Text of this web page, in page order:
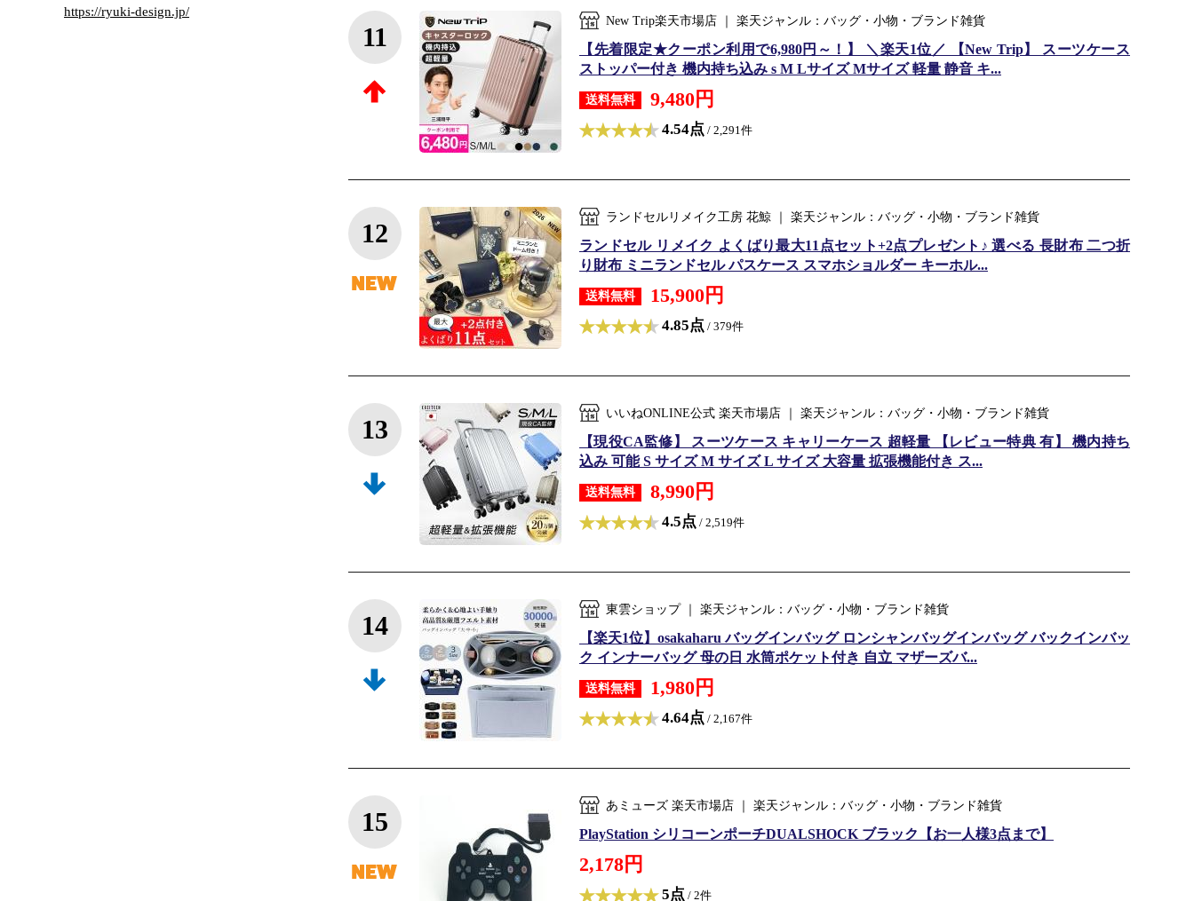
11
New Trip楽天市場店 ｜ 楽天ジャンル：バッグ・小物・ブランド雑貨
【先着限定★クーポン利用で6,980円～！】 ＼楽天1位／ 【New Trip】 スーツケース
ストッパー付き 機内持ち込み s M Lサイズ Mサイズ 軽量 静音 キ...
送料無料 9,480円
4.54点 / 2,291件
12
ランドセルリメイク工房 花鯨 ｜ 楽天ジャンル：バッグ・小物・ブランド雑貨
ランドセル リメイク よくばり最大11点セット+2点プレゼント♪ 選べる 長財布 二つ折
り財布 ミニランドセル パスケース スマホショルダー キーホル...
送料無料 15,900円
4.85点 / 379件
13
いいねONLINE公式 楽天市場店 ｜ 楽天ジャンル：バッグ・小物・ブランド雑貨
【現役CA監修】 スーツケース キャリーケース 超軽量 【レビュー特典 有】 機内持ち
込み 可能 S サイズ M サイズ L サイズ 大容量 拡張機能付き ス...
送料無料 8,990円
4.5点 / 2,519件
14
東雲ショップ ｜ 楽天ジャンル：バッグ・小物・ブランド雑貨
【楽天1位】osakaharu バッグインバッグ ロンシャンバッグインバッグ バックインバッ
ク インナーバッグ 母の日 水筒ポケット付き 自立 マザーズバ...
送料無料 1,980円
4.64点 / 2,167件
15
あミューズ 楽天市場店 ｜ 楽天ジャンル：バッグ・小物・ブランド雑貨
PlayStation シリコーンポーチDUALSHOCK ブラック【お一人様3点まで】
2,178円
5点 / 2件
https://ryuki-design.jp/